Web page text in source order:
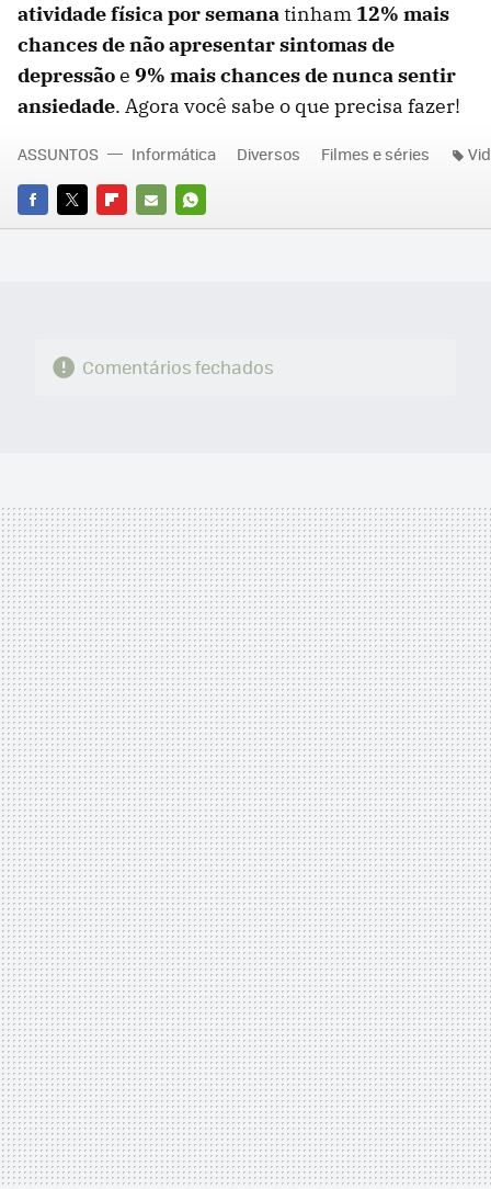
atividade física por semanatinham 12% mais
chances de não apresentar sintomas de
depressãoe 9% mais chances de nunca sentir
ansiedade. Agora você sabe o que precisa fazer!
FACEBOOK
TWITTERFLIPBOARD
E-
WHATSAPP
ASSUNTOS Informática Diversos Filmes e séries
Comentários fechados